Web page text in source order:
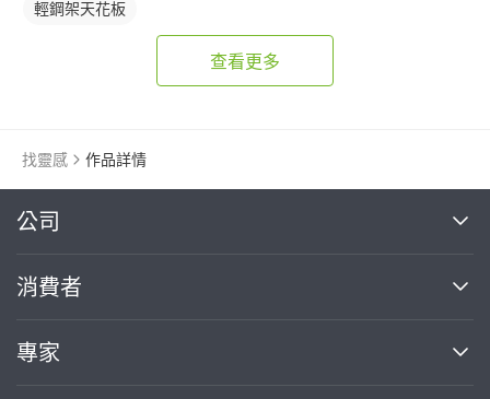
輕鋼架天花板
查看更多
找靈感 作品詳情
公司
關於我們
部落格
消費者
買服務
專家
繼續完成